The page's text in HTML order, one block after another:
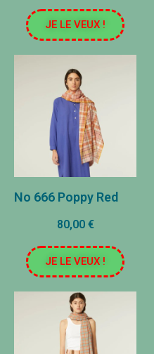
JE LE VEUX !
No 666 Poppy Red
80,00 €
JE LE VEUX !